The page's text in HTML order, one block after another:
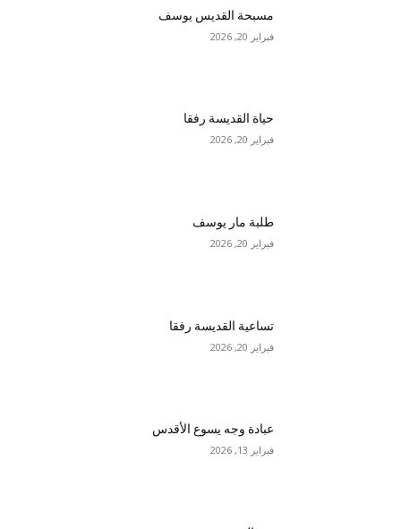
مسبحة القديس يوسف
فبراير 20, 2026
حياة القديسة رفقا
فبراير 20, 2026
طلبة مار يوسف
فبراير 20, 2026
تساعية القديسة رفقا
فبراير 20, 2026
عبادة وجه يسوع الأقدس
فبراير 13, 2026